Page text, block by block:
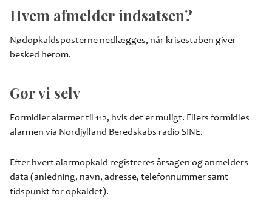
Hvem afmelder indsatsen?
Nødopkaldsposterne nedlægges, når krisestaben giver
besked herom.
Gør vi selv
Formidler alarmer til 112, hvis det er muligt. Ellers formidles
alarmen via Nordjylland Beredskabs radio SINE.
Efter hvert alarmopkald registreres årsagen og anmelders
data (anledning, navn, adresse, telefonnummer samt
tidspunkt for opkaldet).